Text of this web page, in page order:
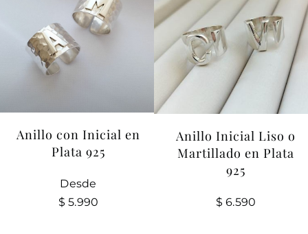
Anillo con Inicial en
Plata 925
Desde
$ 5.990
Anillo Inicial Liso o
Martillado en Plata
925
$ 6.590